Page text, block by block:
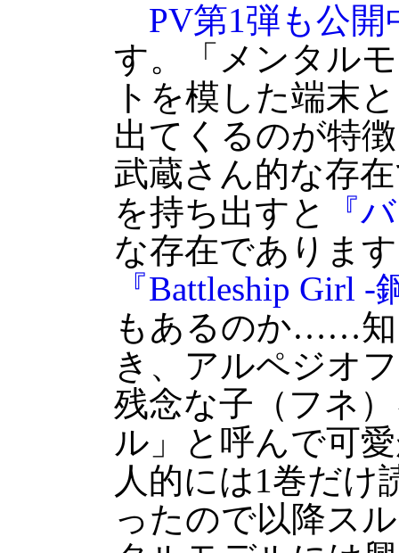
PV第1弾も公開
す。「メンタル
トを模した端末
出てくるのが特
武蔵さん的な存
を持ち出すと
『
な存在でありま
『Battleship Girl -
もあるのか……知
き、アルペジオ
残念な子（フネ
ル」と呼んで可
人的には1巻だけ
ったので以降ス